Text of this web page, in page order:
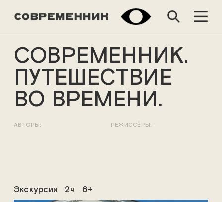
СОВРЕМЕННИК.
ПУТЕШЕСТВИЕ
ВО ВРЕМЕНИ.
АВТОРЫ: РЕЖИССЁРЫ:
Экскурсии 2ч 6+